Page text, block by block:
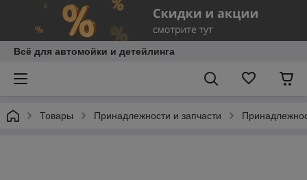
Всё для автомойки и детейлинга
Товары Принадлежности и запчасти